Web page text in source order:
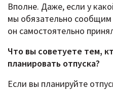
Вполне. Даже, если у
мы обязательно
он самостоятельно
Что вы советуете тем,
планировать отпуска?
Если вы планируйте